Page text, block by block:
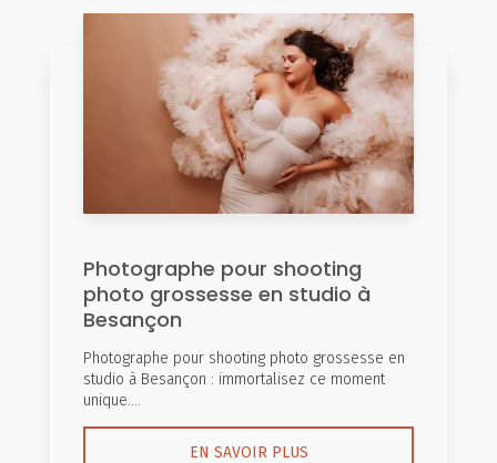
Photographe pour shooting
photo grossesse en studio à
Besançon
Photographe pour shooting photo grossesse en
studio à Besançon : immortalisez ce moment
unique....
EN SAVOIR PLUS